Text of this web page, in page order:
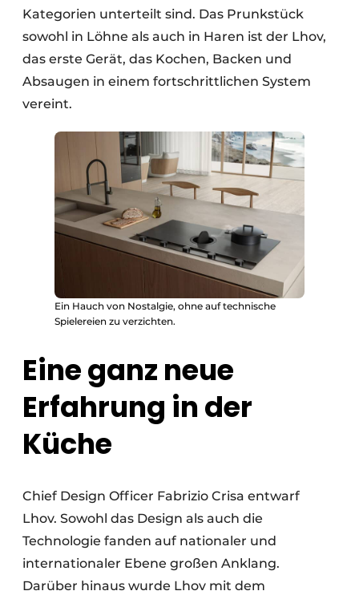
Kategorien unterteilt sind. Das Prunkstück
sowohl in Löhne als auch in Haren ist der Lhov,
das erste Gerät, das Kochen, Backen und
Absaugen in einem fortschrittlichen System
vereint.
Ein Hauch von Nostalgie, ohne auf technische
Spielereien zu verzichten.
Eine ganz neue
Erfahrung in der
Küche
Chief Design Officer Fabrizio Crisa entwarf
Lhov. Sowohl das Design als auch die
Technologie fanden auf nationaler und
internationaler Ebene großen Anklang.
Darüber hinaus wurde Lhov mit dem